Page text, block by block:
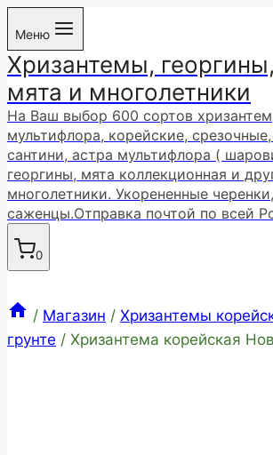
Перейти
содержимому
Меню
Хризантемы,
мята и многолетники
На Ваш выбор 600 сортов
мультифлора, корейские,
сантини, астра мультифлора (
георгины, мята коллекционная и
многолетники. Укорененные черенки,
саженцы.Отправка почтой по всей
0
/ Магазин / Хризантемы
грунте / Хризантема корейская